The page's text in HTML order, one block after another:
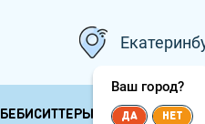
Ваш город?
ДА НЕТ
БЕБИСИТТЕРЫ ОТЗЫВЫ